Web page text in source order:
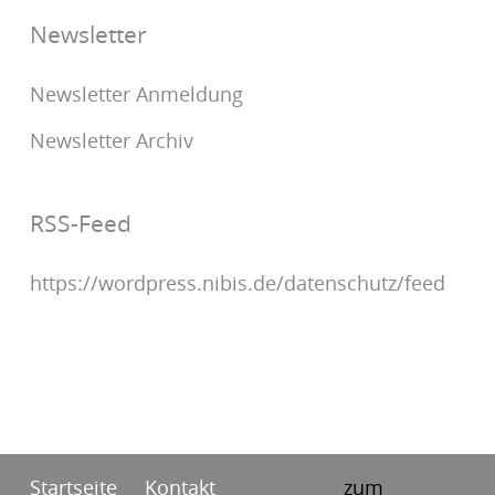
Newsletter
Newsletter Anmeldung
Newsletter Archiv
RSS-Feed
https://wordpress.nibis.de/datenschutz/feed
Startseite Kontakt zum